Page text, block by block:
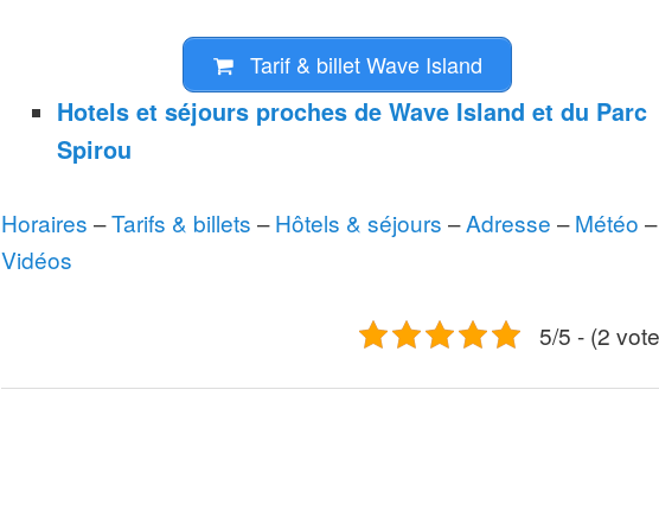
Tarif & billet Wave Island
Hotels et séjours proches de Wave Island et du Parc
Spirou
Horaires –Tarifs & billets –Hôtels & séjours –Adresse –Météo –
Vidéos
5/5 - (2